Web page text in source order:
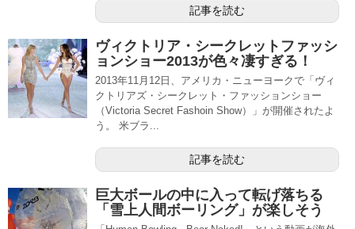
記事を読む
ヴィクトリア・シークレットファッシ
ョンショー2013が色々凄すぎる！
2013年11月12日、アメリカ・ニューヨークで「ヴィ
クトリアズ・シークレット・ファッションショー
（Victoria Secret Fashoin Show）」が開催されたよ
う。 米ブラ...
記事を読む
巨大ボールの中に入って転げ落ちる
「雪上人間ボーリング」が楽しそう